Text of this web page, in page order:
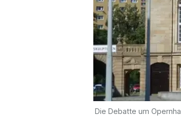
Die Debatte um